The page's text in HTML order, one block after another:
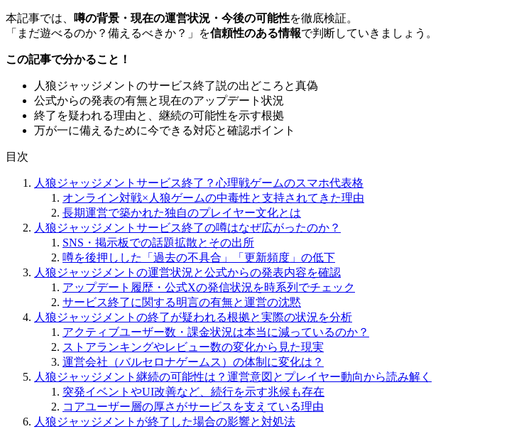
本記事では、 噂の背景・現在の運営状況・今後の可能性を徹底検証。
「まだ遊べるのか？備えるべきか？」を信頼性のある情報で判断していきましょう。
この記事で分かること！
人狼ジャッジメントのサービス終了説の出どころと真偽
公式からの発表の有無と現在のアップデート状況
終了を疑われる理由と、継続の可能性を示す根拠
万が一に備えるために今できる対応と確認ポイント
目次
人狼ジャッジメントサービス終了？心理戦ゲームのスマホ代表格
オンライン対戦×人狼ゲームの中毒性と支持されてきた理由
長期運営で築かれた独自のプレイヤー文化とは
人狼ジャッジメントサービス終了の噂はなぜ広がったのか？
SNS・掲示板での話題拡散とその出所
噂を後押しした「過去の不具合」「更新頻度」の低下
人狼ジャッジメントの運営状況と公式からの発表内容を確認
アップデート履歴・公式Xの発信状況を時系列でチェック
サービス終了に関する明言の有無と運営の沈黙
人狼ジャッジメントの終了が疑われる根拠と実際の状況を分析
アクティブユーザー数・課金状況は本当に減っているのか？
ストアランキングやレビュー数の変化から見た現実
運営会社（バルセロナゲームス）の体制に変化は？
人狼ジャッジメント継続の可能性は？運営意図とプレイヤー動向から読み解く
突発イベントやUI改善など、続行を示す兆候も存在
コアユーザー層の厚さがサービスを支えている理由
人狼ジャッジメントが終了した場合の影響と対処法